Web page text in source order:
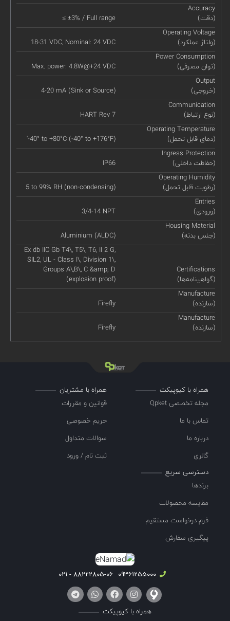
Accuracy
(دقت)
≤ ±3% / Full range
Operating Voltage
(ولتاژ عملکرد)
18-31 VDC, Nominal: 24 VDC
Power Consumption
(توان مصرفی)
Max. power: 4.8W@+24 VDC
Output
(خروجی)
4-20 mA (Sink or Source)
Communication
(نوع ارتباط)
HART Rev 7
Operating Temperature
(دمای قابل تحمل)
'-40° to +80°C (-40° to +176°F)
Ingress Protection
(حفاظت داخلی)
IP66
Operating Humidity
(رطوبت قابل تحمل)
5 to 99% RH (non-condensing)
Entries
(ورودی)
3/4-14 NPT
Housing Material
(جنس بدنه)
Aluminium (ALDC)
Certifications
(گواهینامه‌ها)
Ex db IIC Gb T4\, T5\, T6, II 2 G,
SIL2, UL - Class I\, Division 1\,
Groups A\,B\, C &amp; D
(explosion proof)
Manufacture
(سازنده)
Firefly
Manufacture
(سازنده)
Firefly
همراه با کیوپیکت
مجله تخصصی Qpket
تماس با ما
درباره ما
گالری
همراه با مشتریان
قوانین و مقررات
حریم خصوصی
سوالات متداول
ثبت نام / ورود
دسترسی سریع
برندها
مقایسه محصولات
فرم درخواست مستقیم
پیگیری سفارش
09361255000
88222805-06 - 021
همراه با کیوپیکت